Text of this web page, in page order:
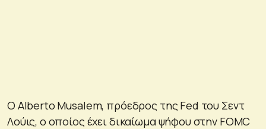
Ο Alberto Musalem, πρόεδρος της Fed του Σεντ
Λούις, ο οποίος έχει δικαίωμα ψήφου στην FOMC